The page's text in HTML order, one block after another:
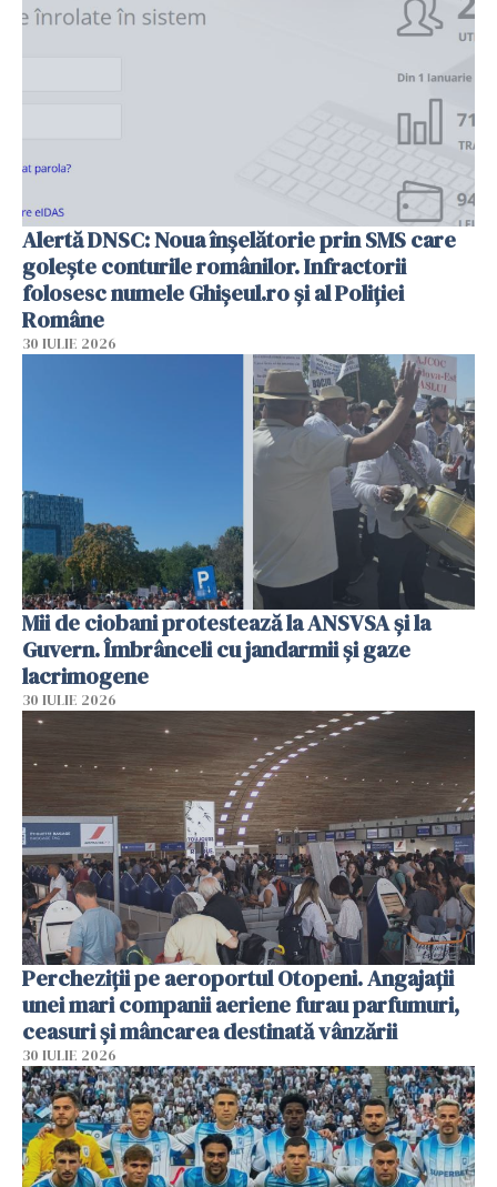
Alertă DNSC: Noua înșelătorie prin SMS care
golește conturile românilor. Infractorii
folosesc numele Ghișeul.ro și al Poliției
Române
30 IULIE 2026
Mii de ciobani protestează la ANSVSA și la
Guvern. Îmbrânceli cu jandarmii și gaze
lacrimogene
30 IULIE 2026
Percheziții pe aeroportul Otopeni. Angajații
unei mari companii aeriene furau parfumuri,
ceasuri și mâncarea destinată vânzării
30 IULIE 2026